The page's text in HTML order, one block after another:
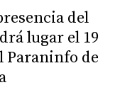
del
lugar el 19
Paraninfo de